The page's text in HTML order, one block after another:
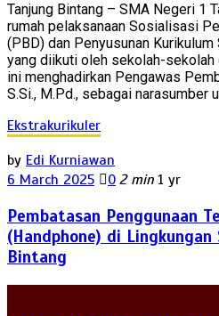
Tanjung Bintang – SMA Negeri 1
rumah pelaksanaan Sosialisasi
(PBD) dan Penyusunan
yang diikuti oleh sekolah-sekolah
ini menghadirkan Pengawas
S.Si., M.Pd., sebagai narasumber
Ekstrakurikuler
by Edi Kurniawan
6 March 2025
0 2 min 1 yr
Pembatasan Penggunaan
(Handphone) di Lingkungan
Bintang